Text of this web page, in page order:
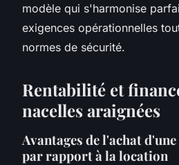
modèle qui s'harmonise
exigences opérationnelles
normes de sécurité.
Rentabilité et
nacelles araignées
Avantages de l'achat
par rapport à la location